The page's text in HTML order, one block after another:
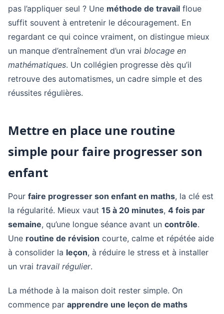
pas l’appliquer seul ? Une méthode de travail floue
suffit souvent à entretenir le découragement. En
regardant ce qui coince vraiment, on distingue mieux
un manque d’entraînement d’un vrai blocage en
mathématiques. Un collégien progresse dès qu’il
retrouve des automatismes, un cadre simple et des
réussites régulières.
Mettre en place une routine
simple pour faire progresser son
enfant
Pour faire progresser son enfant en maths, la clé est
la régularité. Mieux vaut 15 à 20 minutes, 4 fois par
semaine, qu’une longue séance avant un contrôle.
Une routine de révision courte, calme et répétée aide
à consolider la leçon, à réduire le stress et à installer
un vrai travail régulier.
La méthode à la maison doit rester simple. On
commence par apprendre une leçon de maths